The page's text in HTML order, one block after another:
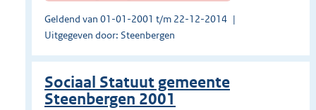
Geldend van 01-01-2001 t/m 22-12-2014
Uitgegeven door: Steenbergen
Sociaal Statuut gemeente
Steenbergen 2001